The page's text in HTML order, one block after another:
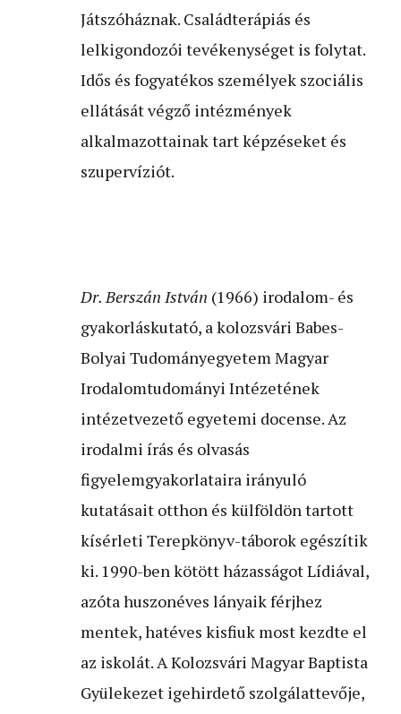
Játszóháznak. Családterápiás és
lelkigondozói tevékenységet is folytat.
Idős és fogyatékos személyek szociális
ellátását végző intézmények
alkalmazottainak tart képzéseket és
szupervíziót.
Dr. Berszán István (1966) irodalom- és
gyakorláskutató, a kolozsvári Babes-
Bolyai Tudományegyetem Magyar
Irodalomtudományi Intézetének
intézetvezető egyetemi docense. Az
irodalmi írás és olvasás
figyelemgyakorlataira irányuló
kutatásait otthon és külföldön tartott
kísérleti Terepkönyv-táborok egészítik
ki. 1990-ben kötött házasságot Lídiával,
azóta huszonéves lányaik férjhez
mentek, hat­éves kisfiuk most kezdte el
az iskolát. A Kolozsvári Magyar Baptista
Gyülekezet igehirdető szolgálattevője,